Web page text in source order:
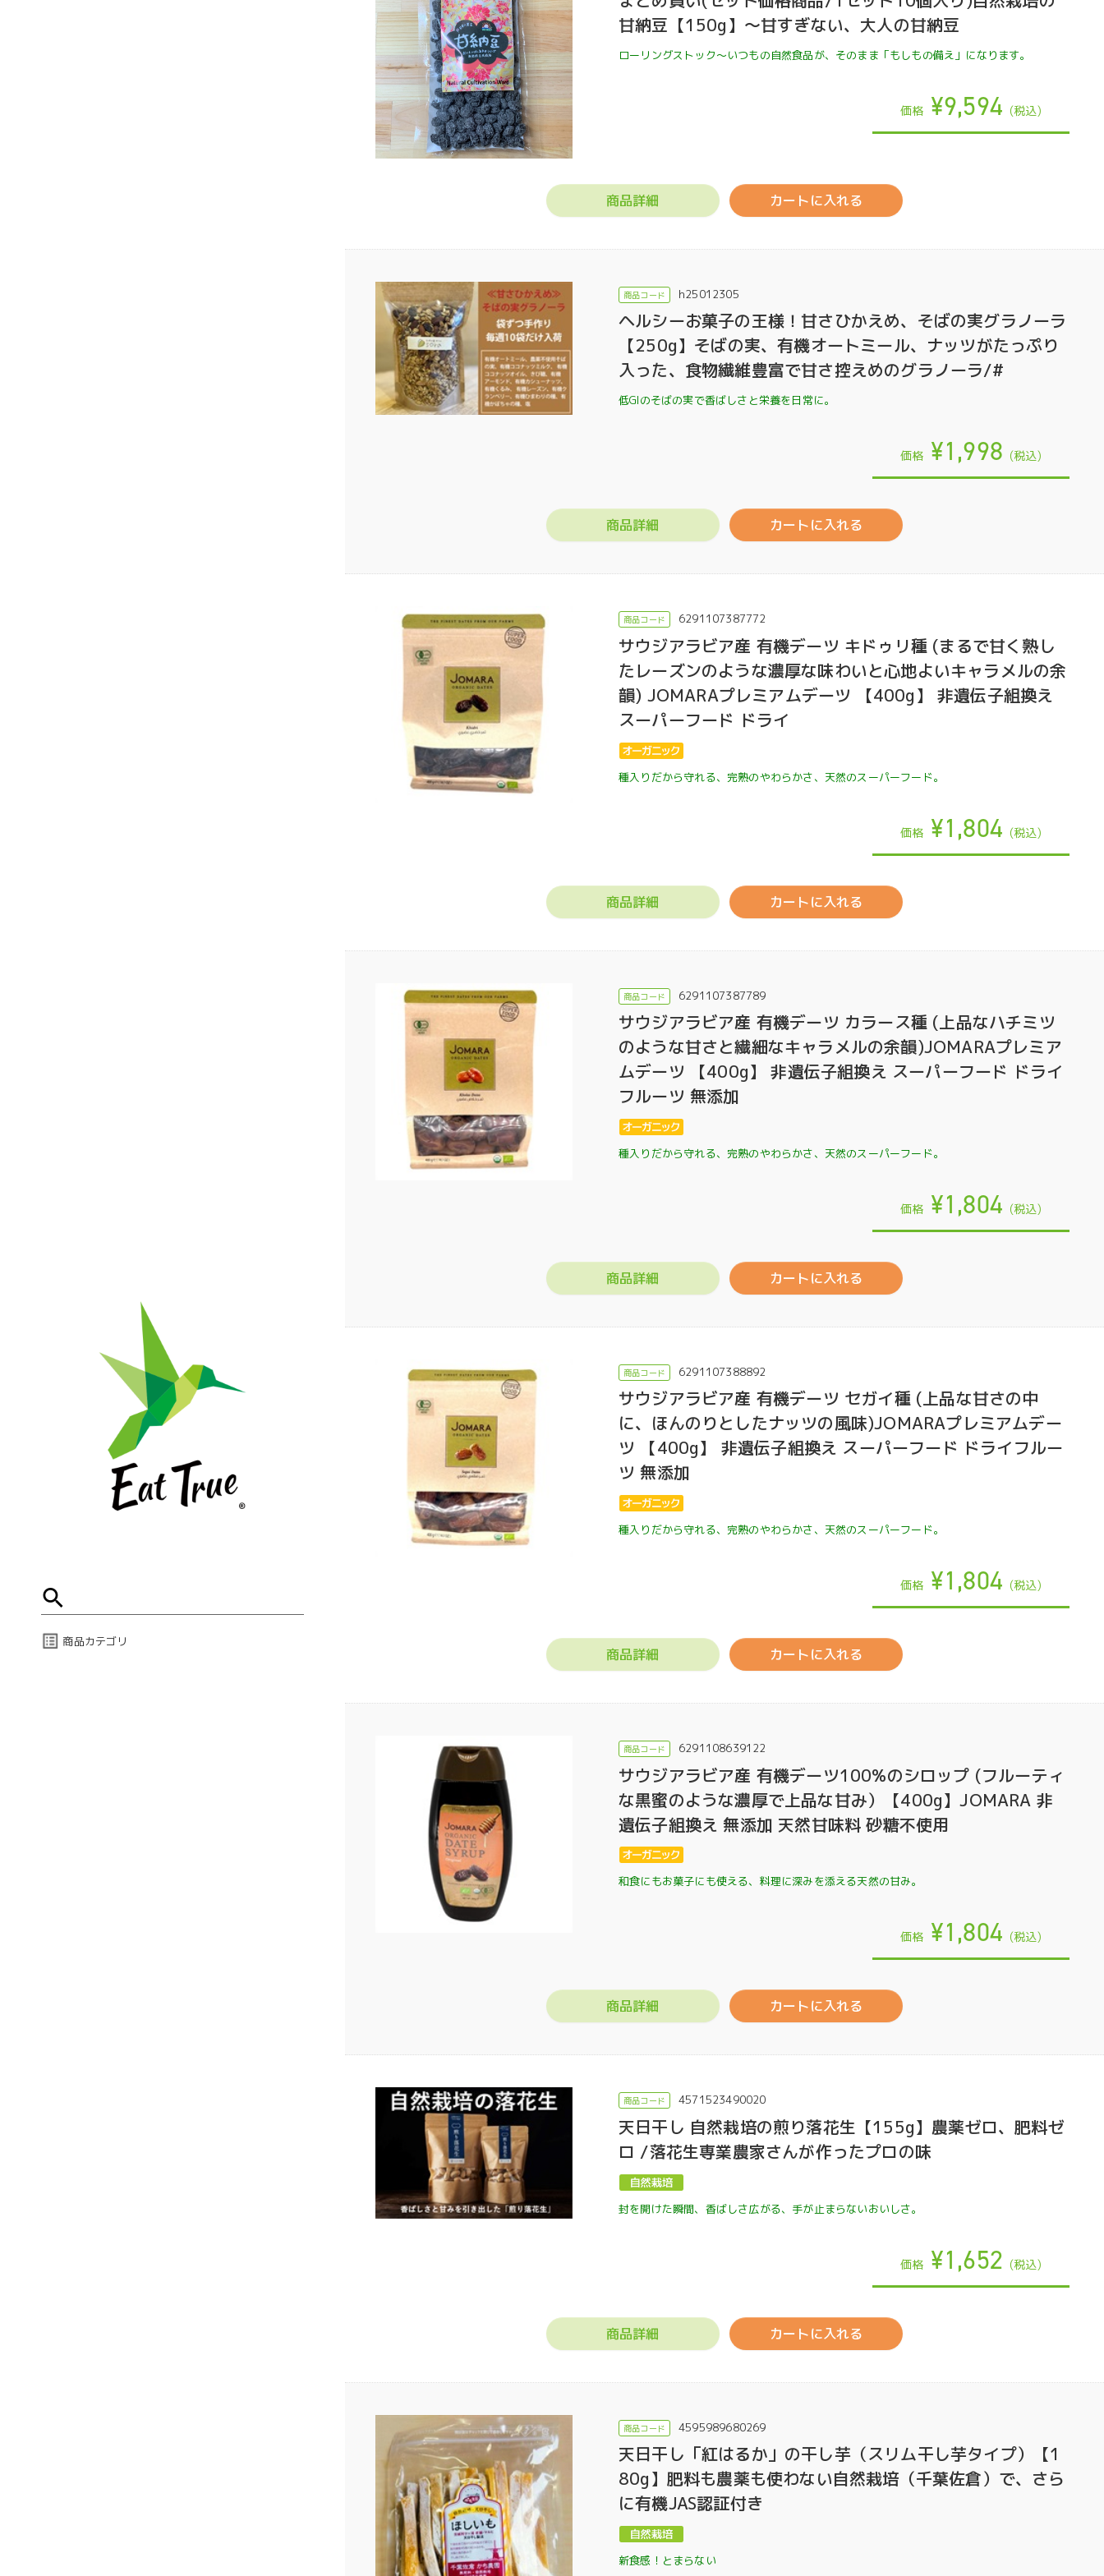
商品カテゴリ
甘納豆【150g】～甘すぎない、大人の甘納豆
ローリングストック〜いつもの自然食品が、そのまま「もしもの備え」になります。
価格 ¥9,594 (税込)
商品詳細 カートに入れる
h25012305
ヘルシーお菓子の王様！甘さひかえめ、そばの実グラノーラ
【250g】そばの実、有機オートミール、ナッツがたっぷり
入った、食物繊維豊富で甘さ控えめのグラノーラ/#
低GIのそばの実で香ばしさと栄養を日常に。
価格 ¥1,998 (税込)
商品詳細 カートに入れる
6291107387772
サウジアラビア産 有機デーツ キドゥリ種 (まるで甘く熟し
たレーズンのような濃厚な味わいと心地よいキャラメルの余
韻) JOMARAプレミアムデーツ 【400g】 非遺伝子組換え
スーパーフード ドライ
種入りだから守れる、完熟のやわらかさ、天然のスーパーフード。
価格 ¥1,804 (税込)
商品詳細 カートに入れる
6291107387789
サウジアラビア産 有機デーツ カラース種 (上品なハチミツ
のような甘さと繊細なキャラメルの余韻)JOMARAプレミア
ムデーツ 【400g】 非遺伝子組換え スーパーフード ドライ
フルーツ 無添加
種入りだから守れる、完熟のやわらかさ、天然のスーパーフード。
価格 ¥1,804 (税込)
商品詳細 カートに入れる
6291107388892
サウジアラビア産 有機デーツ セガイ種 (上品な甘さの中
に、ほんのりとしたナッツの風味)JOMARAプレミアムデー
ツ 【400g】 非遺伝子組換え スーパーフード ドライフルー
ツ 無添加
種入りだから守れる、完熟のやわらかさ、天然のスーパーフード。
価格 ¥1,804 (税込)
商品詳細 カートに入れる
6291108639122
サウジアラビア産 有機デーツ100%のシロップ (フルーティ
な黒蜜のような濃厚で上品な甘み）【400g】JOMARA 非
遺伝子組換え 無添加 天然甘味料 砂糖不使用
和食にもお菓子にも使える、料理に深みを添える天然の甘み。
価格 ¥1,804 (税込)
商品詳細 カートに入れる
4571523490020
天日干し 自然栽培の煎り落花生【155g】農薬ゼロ、肥料ゼ
ロ /落花生専業農家さんが作ったプロの味
封を開けた瞬間、香ばしさ広がる、手が止まらないおいしさ。
価格 ¥1,652 (税込)
商品詳細 カートに入れる
4595989680269
天日干し「紅はるか」の干し芋（スリム干し芋タイプ）【1
80g】肥料も農薬も使わない自然栽培（千葉佐倉）で、さら
に有機JAS認証付き
新食感！とまらない